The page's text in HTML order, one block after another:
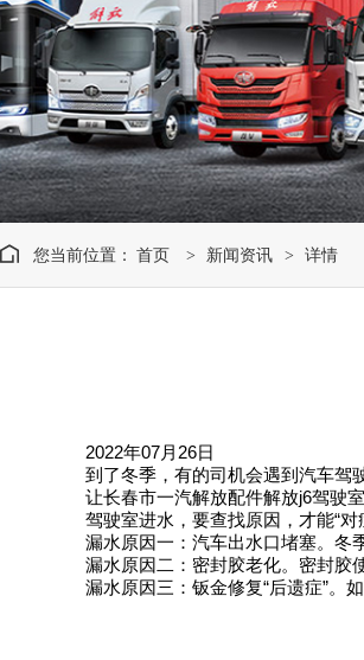
您当前位置： 首页 > 新闻资讯 > 详情
2022年07月26日
到了冬季，有的司机会遇到汽车驾
让长春市一汽解放配件解放j6驾驶
驾驶室进水，要查找原因，才能“
漏水原因一：汽车出水口堵塞。冬
漏水原因二：密封胶老化。密封胶
漏水原因三：钣金修复“后遗症”。